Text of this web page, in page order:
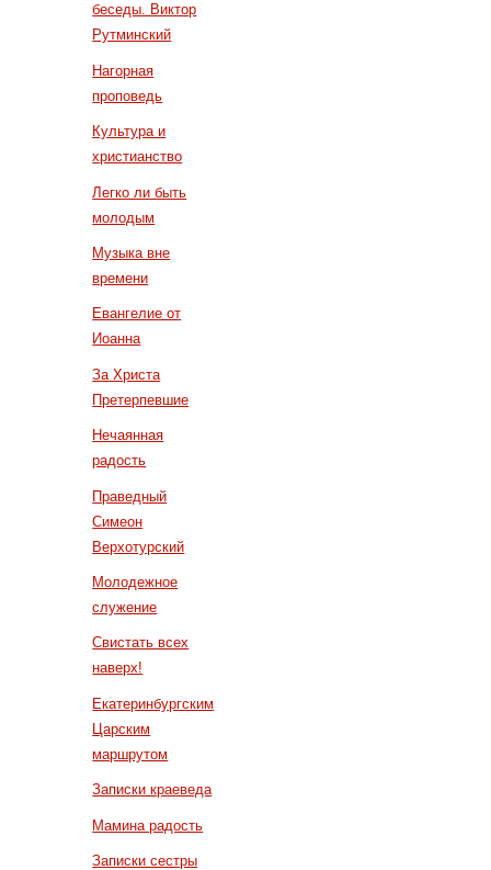
беседы. Виктор
Рутминский
Нагорная
проповедь
Культура и
христианство
Легко ли быть
молодым
Музыка вне
времени
Евангелие от
Иоанна
За Христа
Претерпевшие
Нечаянная
радость
Праведный
Симеон
Верхотурский
Молодежное
служение
Свистать всех
наверх!
Екатеринбургским
Царским
маршрутом
Записки краеведа
Мамина радость
Записки сестры